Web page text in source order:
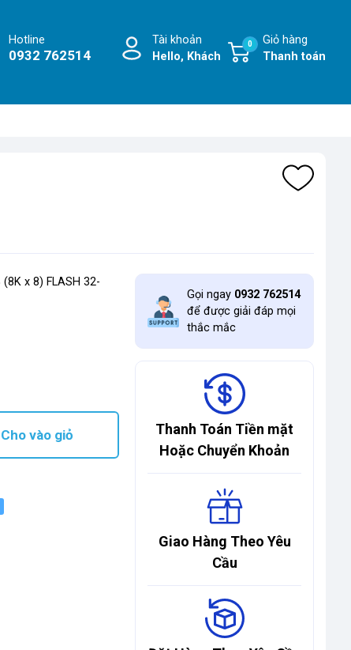
Hotline
0932 762514
Tài khoản
Hello, Khách
Giỏ hàng
Thanh toán
0
x 8) FLASH 32-
Cho vào giỏ
Gọi ngay 0932 762514
để được giải đáp mọi
thắc mắc
Thanh Toán Tiền mặt
Hoặc Chuyển Khoản
Giao Hàng Theo Yêu
Cầu